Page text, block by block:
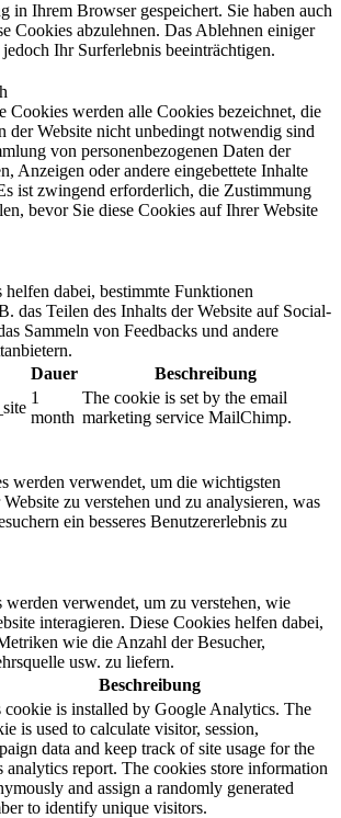
in Ihrem Browser gespeichert. Sie haben auch
Cookies abzulehnen. Das Ablehnen einiger
Ihr Surferlebnis beeinträchtigen.
Cookies werden alle Cookies bezeichnet, die
der Website nicht unbedingt notwendig sind
von personenbezogenen Daten der
Anzeigen oder andere eingebettete Inhalte
ist zwingend erforderlich, die Zustimmung
bevor Sie diese Cookies auf Ihrer Website
dabei, bestimmte Funktionen
das Teilen des Inhalts der Website auf Social-
Sammeln von Feedbacks und andere
Dauer
Beschreibung
1
month
The cookie is set by the email
marketing service MailChimp.
werden verwendet, um die wichtigsten
zu verstehen und zu analysieren, was
ein besseres Benutzererlebnis zu
verwendet, um zu verstehen, wie
interagieren. Diese Cookies helfen dabei,
wie die Anzahl der Besucher,
usw. zu liefern.
Beschreibung
cookie is installed by Google Analytics. The
is used to calculate visitor, session,
data and keep track of site usage for the
analytics report. The cookies store information
and assign a randomly generated
to identify unique visitors.